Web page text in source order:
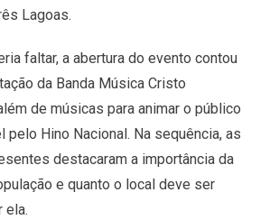
Lagoas.
faltar, a abertura do evento contou
da Banda Música Cristo
de músicas para animar o público
Hino Nacional. Na sequência, as
destacaram a importância da
e quanto o local deve ser
ela.